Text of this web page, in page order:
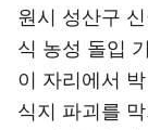
원시 성산구
식 농성 돌입
이 자리에서
식지 파괴를